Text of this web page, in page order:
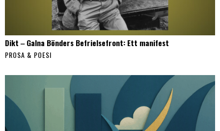
Dikt ‒ Galna Bönders Befrielsefront: Ett manifest
PROSA & POESI